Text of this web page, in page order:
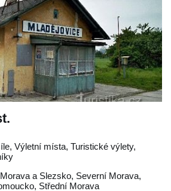
Výletní místa, Turistické výlety,
a Slezsko, Severní Morava,
, Střední Morava